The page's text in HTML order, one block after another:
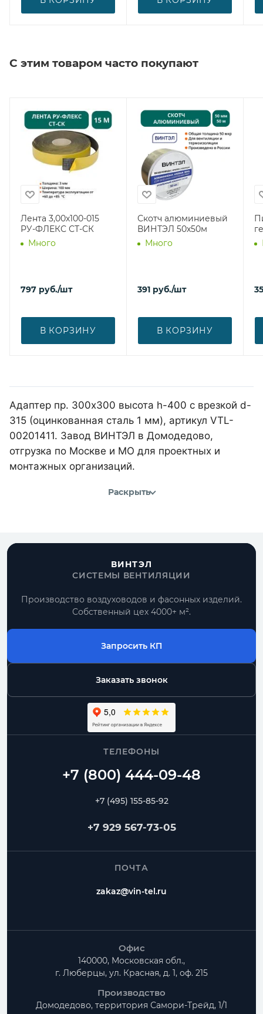
С этим товаром часто покупают
Лента 3,00х100-015
РУ-ФЛЕКС СТ-СК
Много
797 руб./шт
В КОРЗИНУ
Скотч алюминиевый
ВИНТЭЛ 50х50м
Много
391 руб./шт
В КОРЗИНУ
Адаптер пр. 300х300 высота h-400 с врезкой d-
315 (оцинкованная сталь 1 мм), артикул VTL-
00201411. Завод ВИНТЭЛ в Домодедово,
отгрузка по Москве и МО для проектных и
монтажных организаций.
Раскрыть
ВИНТЭЛ
СИСТЕМЫ ВЕНТИЛЯЦИИ
Производство воздуховодов и фасонных изделий.
Собственный цех 4000+ м².
Запросить КП
Заказать звонок
ТЕЛЕФОНЫ
+7 (495) 155-85-92
+7 929 567-73-05
ПОЧТА
zakaz@vin-tel.ru
Офис
140000, Московская обл.,
г. Люберцы, ул. Красная, д. 1, оф. 215
Производство
Домодедово, территория Самори-Трейд, 1/1